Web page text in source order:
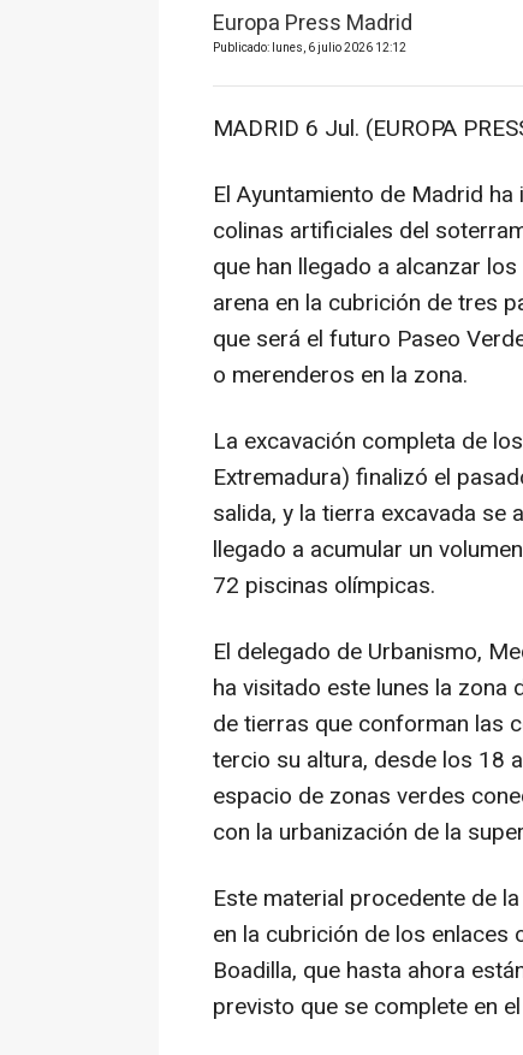
Europa Press Madrid
Publicado: lunes, 6 julio 2026 12:12
MADRID 6 Jul. (EUROPA
El Ayuntamiento de Madrid
colinas artificiales del
que han llegado a alcanzar
arena en la cubrición de tres
que será el futuro Paseo
o merenderos en la zona.
La excavación completa de
Extremadura) finalizó el
salida, y la tierra excavada se
llegado a acumular un
72 piscinas olímpicas.
El delegado de Urbanismo,
ha visitado este lunes la zona
de tierras que conforman las
tercio su altura, desde los 18
espacio de zonas verdes
con la urbanización de la
Este material procedente de
en la cubrición de los enlaces
Boadilla, que hasta ahora
previsto que se complete en